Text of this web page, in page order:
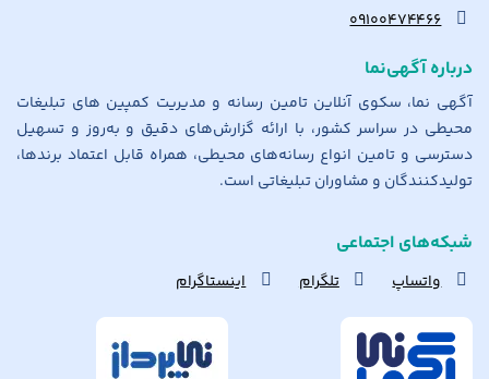
۰۹۱۰۰۴۷۴۴۶۶
درباره آگهی‌نما
آگهی نما، سکوی آنلاین تامین رسانه و مدیریت کمپین های تبلیغات
محیطی در سراسر کشور، با ارائه گزارش‌های دقیق و به‌روز و تسهیل
دسترسی و تامین انواع رسانه‌های محیطی، همراه قابل اعتماد برندها،
تولیدکنندگان و مشاوران تبلیغاتی است.
شبکه‌های اجتماعی
واتساپ تلگرام اینستاگرام